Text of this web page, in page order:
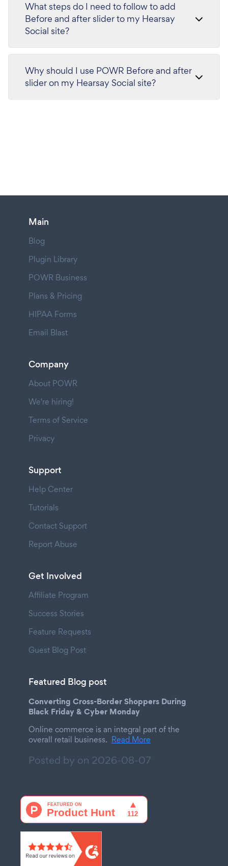
What steps do I need to follow to add
Before and after slider to my Hearsay
Social site?
Why should I use POWR Before and after
slider on my Hearsay Social site?
Main
Blog
Plugin Library
POWR Business
Plans & Pricing
HIPAA Forms
Email Blast
Company
About POWR
We're hiring!
Terms of Service
Privacy
Support
Help Center
Tutorials
Contact Support
Report Abuse
Get Involved
Affiliate Program
Success Stories
Feature Requests
Guest Blog Post
Featured Blog post
Converting Cross-Border Shoppers During
Black Friday & Cyber Monday
Online commerce is an integral part of the
overall retail business. Read More
Posted by on 2026-08-07